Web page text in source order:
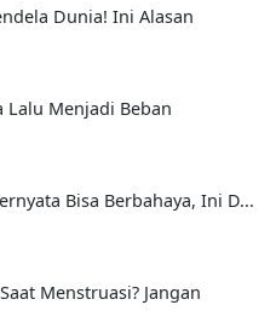
Dunia! Ini Alasan
Lalu Menjadi Beban
Bisa Berbahaya, Ini D...
Menstruasi? Jangan